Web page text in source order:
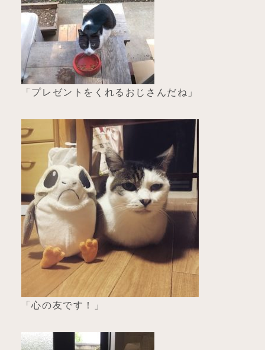
「プレゼントをくれるおじさんだね」
「心の友です！」